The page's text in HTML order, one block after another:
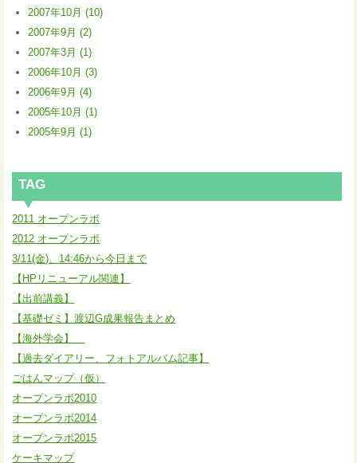
2007年10月 (10)
2007年9月 (2)
2007年3月 (1)
2006年10月 (3)
2006年9月 (4)
2005年10月 (1)
2005年9月 (1)
TAG
2011 オープンラボ
2012 オープンラボ
3/11(金)、14:46から今日まで
【HPリニューアル関連】
【出前講義】
【基礎ゼミ】渡辺G成果報告まとめ
【海外学会】
【過去ダイアリー、フォトアルバム記事】
ごはんマップ（仮）
オープンラボ2010
オープンラボ2014
オープンラボ2015
ケーキマップ